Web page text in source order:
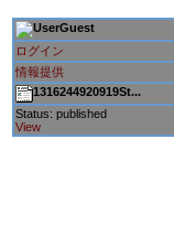
Guest
ログイン
情報提供
1316244920919St...
Status: published
View